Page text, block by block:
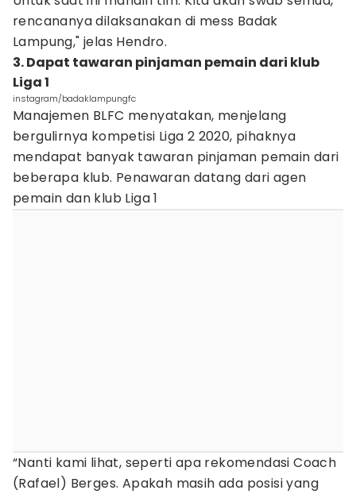
rencananya dilaksanakan di mess Badak
Lampung," jelas Hendro.
3. Dapat tawaran pinjaman pemain dari klub
Liga 1
instagram/badaklampungfc
Manajemen BLFC menyatakan, menjelang
bergulirnya kompetisi Liga 2 2020, pihaknya
mendapat banyak tawaran pinjaman pemain dari
beberapa klub. Penawaran datang dari agen
pemain dan klub Liga 1
“Nanti kami lihat, seperti apa rekomendasi Coach
(Rafael) Berges. Apakah masih ada posisi yang